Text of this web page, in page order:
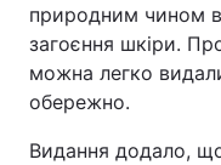
природним чином
загоєння шкіри.
можна легко
обережно.
Видання додало,